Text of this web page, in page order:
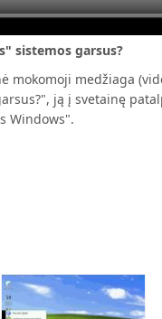
sistemos garsus?
mokomoji medžiaga
ją į svetainę
Windows".